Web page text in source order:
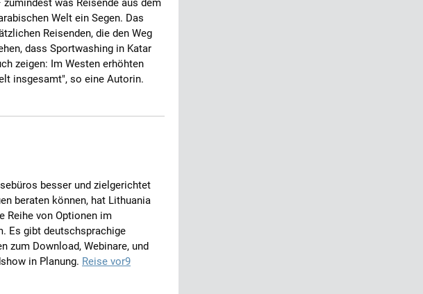
was Reisende aus dem
Welt ein Segen. Das
Reisenden, die den Weg
dass Sportwashing in Katar
zeigen: Im Westen erhöhten
insgesamt", so eine Autorin.
besser und zielgerichtet
beraten können, hat Lithuania
Reihe von Optionen im
Es gibt deutschsprachige
zum Download, Webinare, und
in Planung. Reise vor9